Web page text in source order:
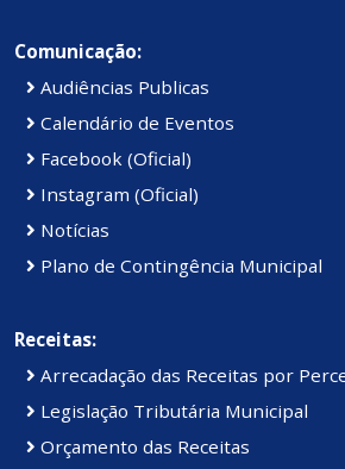
Comunicação:
Audiências Publicas
Calendário de Eventos
Facebook (Oficial)
Instagram (Oficial)
Notícias
Plano de Contingência Municipal
Receitas:
Arrecadação das Receitas por
Legislação Tributária Municipal
Orçamento das Receitas